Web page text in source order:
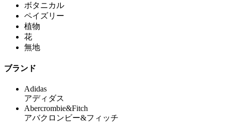
ボタニカル
ペイズリー
植物
花
無地
ブランド
Adidas
アディダス
Abercrombie&Fitch
アバクロンビー&フィッチ